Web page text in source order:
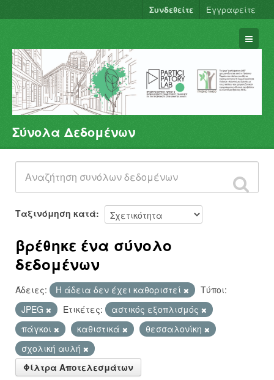
Συνδεθείτε Εγγραφείτε
Σύνολα Δεδομένων
Φορείς
Ομάδες
Σχετικά
Σύνολα Δεδομένων
Ταξινόμηση κατά
βρέθηκε ένα σύνολο
δεδομένων
Άδειες: Η άδεια δεν έχει καθοριστεί
Τύποι:
JPEG
Ετικέτες:
αστικός εξοπλισμός
πάγκοι
καθιστικά
θεσσαλονίκη
σχολική αυλή
Φίλτρα Αποτελεσμάτων